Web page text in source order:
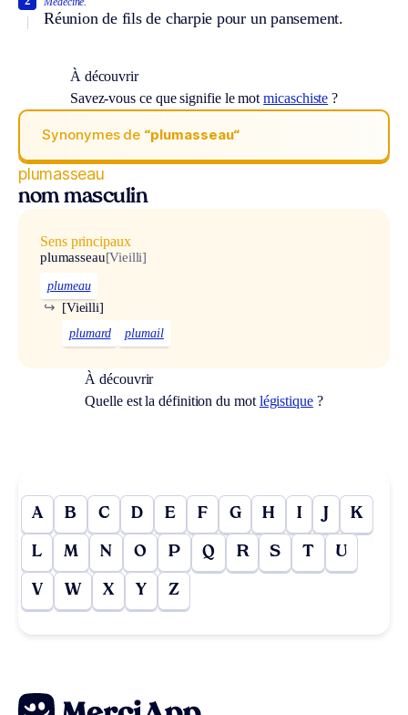
Réunion de fils de charpie pour un pansement.
À découvrir
Savez-vous ce que signifie le motmicaschiste ?
Synonymes de “plumasseau“
plumasseau
nom masculin
Sens principaux
plumasseau[Vieilli]
plumeau
[Vieilli]
↪
plumard plumail
À découvrir
Quelle est la définition du mot légistique?
A B C D E F G H I J K
L M N O P Q R S T U
V W X Y Z